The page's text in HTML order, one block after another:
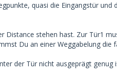
quasi die Eingangstür und
Distance stehen hast. Zur Tür1
Du an einer Weggabelung die
der Tür nicht ausgeprägt